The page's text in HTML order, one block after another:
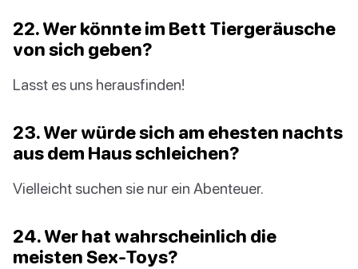
22. Wer könnte im Bett Tiergeräusche
von sich geben?
Lasst es uns herausfinden!
23. Wer würde sich am ehesten nachts
aus dem Haus schleichen?
Vielleicht suchen sie nur ein Abenteuer.
24. Wer hat wahrscheinlich die
meisten Sex-Toys?